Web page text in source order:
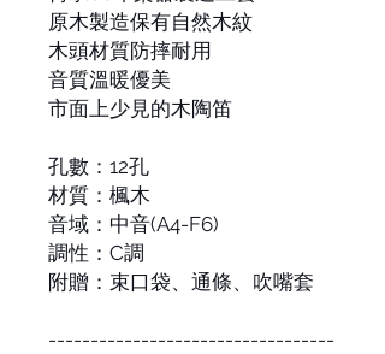
原木製造保有自然木紋
木頭材質防摔耐用
音質溫暖優美
市面上少見的木陶笛
孔數：12孔
材質：楓木
音域：中音(A4-F6)
調性：C調
附贈：束口袋、通條、吹嘴套
----------------------------------